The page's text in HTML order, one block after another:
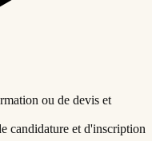
ou de devis et
candidature et d'inscription